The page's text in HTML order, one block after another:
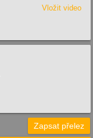
Vložit video
Zapsat přelez